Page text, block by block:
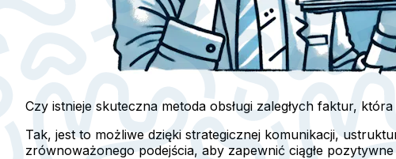
Czy istnieje skuteczna metoda obsługi zaległych faktur,
Tak, jest to możliwe dzięki strategicznej komunikacji,
zrównoważonego podejścia, aby zapewnić ciągłe